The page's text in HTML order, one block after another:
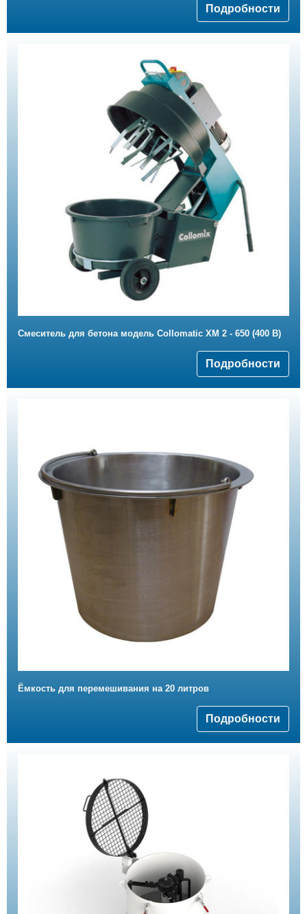
Подробности
Смеситель для бетона модель Collomatic XM 2 - 650 (400 B)
Подробности
Ёмкость для перемешивания на 20 литров
Подробности